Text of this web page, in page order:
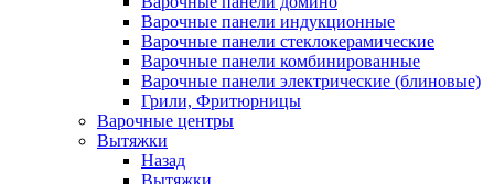
Варочные панели индукционные
Варочные панели стеклокерамические
Варочные панели комбинированные
Варочные панели электрические (блиновые)
Грили, Фритюрницы
Варочные центры
Вытяжки
Назад
Вытяжки